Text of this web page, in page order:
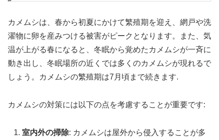
カメムシは、春から初夏にかけて繁殖期を迎え、網戸や洗
濯物に卵を産みつける被害がピークとなります。また、気
温が上がる春になると、冬眠から覚めたカメムシが一斉に
動き出し、冬眠場所の近くでは多くのカメムシが現れるで
しょう。カメムシの繁殖期は7月頃まで続きます.
カメムシの対策には以下の点を考慮することが重要です:
室内外の掃除: カメムシは屋外から侵入することが多